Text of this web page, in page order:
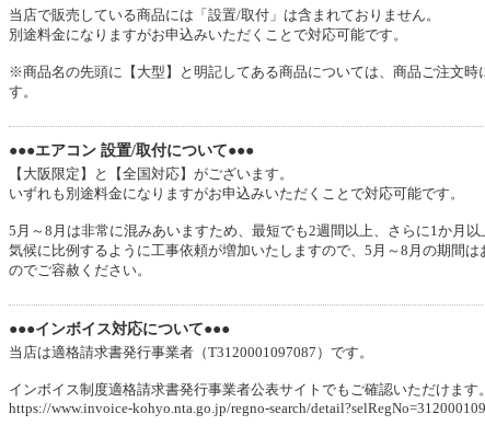
当店で販売している商品には「設置/取付」は含まれておりません。
別途料金になりますがお申込みいただくことで対応可能です。
※商品名の先頭に【大型】と明記してある商品については、商品ご注文時
す。
●●●エアコン 設置/取付について●●●
【大阪限定】と【全国対応】がございます。
いずれも別途料金になりますがお申込みいただくことで対応可能です。
5月～8月は非常に混みあいますため、最短でも2週間以上、さらに1か月以
気候に比例するように工事依頼が増加いたしますので、5月～8月の期間
のでご容赦ください。
●●●インボイス対応について●●●
当店は適格請求書発行事業者（T3120001097087）です。
インボイス制度適格請求書発行事業者公表サイトでもご確認いただけます。
https://www.invoice-kohyo.nta.go.jp/regno-search/